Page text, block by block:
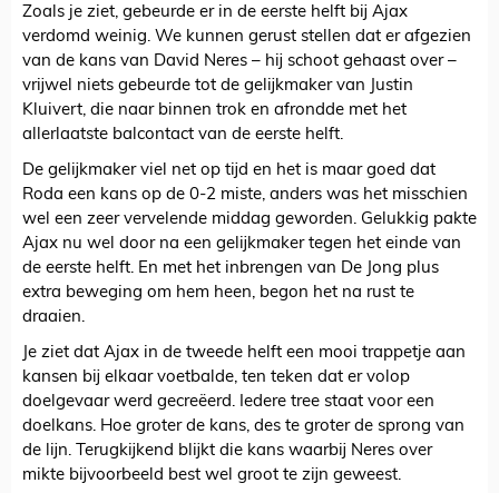
Zoals je ziet, gebeurde er in de eerste helft bij Ajax
verdomd weinig. We kunnen gerust stellen dat er afgezien
van de kans van David Neres – hij schoot gehaast over –
vrijwel niets gebeurde tot de gelijkmaker van Justin
Kluivert, die naar binnen trok en afrondde met het
allerlaatste balcontact van de eerste helft.
De gelijkmaker viel net op tijd en het is maar goed dat
Roda een kans op de 0-2 miste, anders was het misschien
wel een zeer vervelende middag geworden. Gelukkig pakte
Ajax nu wel door na een gelijkmaker tegen het einde van
de eerste helft. En met het inbrengen van De Jong plus
extra beweging om hem heen, begon het na rust te
draaien.
Je ziet dat Ajax in de tweede helft een mooi trappetje aan
kansen bij elkaar voetbalde, ten teken dat er volop
doelgevaar werd gecreëerd. Iedere tree staat voor een
doelkans. Hoe groter de kans, des te groter de sprong van
de lijn. Terugkijkend blijkt die kans waarbij Neres over
mikte bijvoorbeeld best wel groot te zijn geweest.